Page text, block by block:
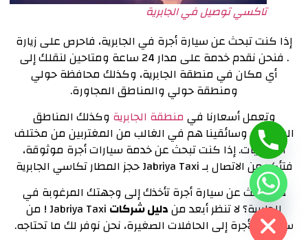
تاكسي توصيل في الجابرية
إذا كنت تبحث عن سيارة أجرة في الجابرية، فاحرص على زيارة
. فنحن نقدم خدمة على مدار 24 ساعة ومتاحين لنقلك إلى
أي مكان في منطقة الجابرية، وكذلك محافظة حولي
ومنطقة حولي والمناطق المجاورة.
وتعمل أسعارنا في منطقة الجابرية وكذلك المناطق
المحيطة، وسائقينا هم في الغالب من المغتربين من مختلف
الجنسيات. إذا كنت تبحث عن خدمة سيارات أجرة موثوقة،
فتأكد من الاتصال بـ Jabriya Taxi حجز المطار تكاسي الجابرية
هل تبحث عن سيارة أجرة تأخذك إلى وجهتك المرغوبة في
الجابرية؟ لا تنظر أبعد مندليل شركات
Jabriya Taxi ! من
سيارات الأجرة إلى الحافلات الصغيرة، نحن نوفر لك ما تحتاجه.
Hide